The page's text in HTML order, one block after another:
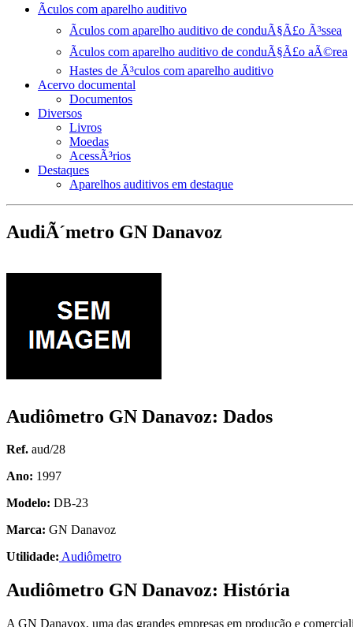
Ãculos com aparelho auditivo
Ãculos com aparelho auditivo de conduÃ§Ã£o Ã³ssea
Ãculos com aparelho auditivo de conduÃ§Ã£o aÃ©rea
Hastes de Ã³culos com aparelho auditivo
Acervo documental
Documentos
Diversos
Livros
Moedas
AcessÃ³rios
Destaques
Aparelhos auditivos em destaque
AudiÃ´metro GN Danavoz
Audiômetro GN Danavoz: Dados
Ref. aud/28
Ano: 1997
Modelo: DB-23
Marca: GN Danavoz
Utilidade: Audiômetro
Audiômetro GN Danavoz: História
A GN Danavox, uma das grandes empresas em produção e